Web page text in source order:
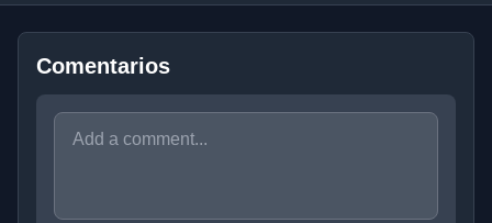
Comentarios